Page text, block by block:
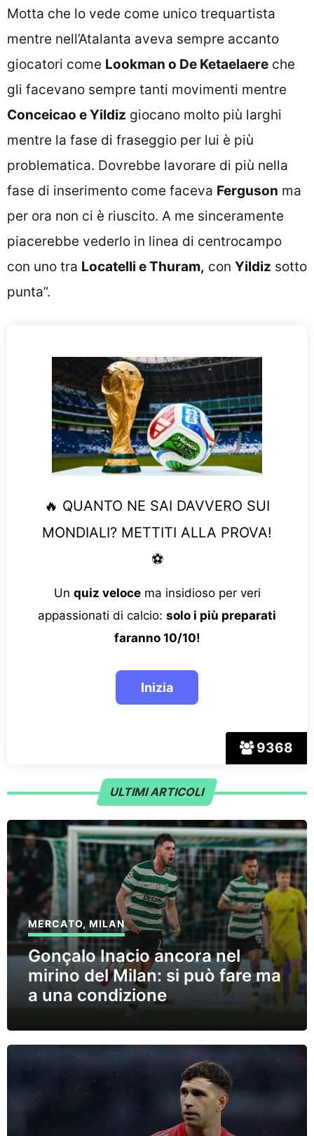
Motta che lo vede come unico trequartista
mentre nell’Atalanta aveva sempre accanto
giocatori come Lookman o De Ketaelaere che
gli facevano sempre tanti movimenti mentre
Conceicao e Yildiz giocano molto più larghi
mentre la fase di fraseggio per lui è più
problematica. Dovrebbe lavorare di più nella
fase di inserimento come faceva Ferguson ma
per ora non ci è riuscito. A me sinceramente
piacerebbe vederlo in linea di centrocampo
con uno tra Locatelli e Thuram, con Yildiz sotto
punta”.
9368
🔥 QUANTO NE SAI DAVVERO SUI
MONDIALI? METTITI ALLA PROVA!
⚽
Un quiz velocema insidioso per veri
appassionati di calcio: solo i più preparati
faranno 10/10!
ULTIMI ARTICOLI
MERCATO,MILAN
Gonçalo Inacio ancora nel
mirino del Milan: si può fare ma
a una condizione